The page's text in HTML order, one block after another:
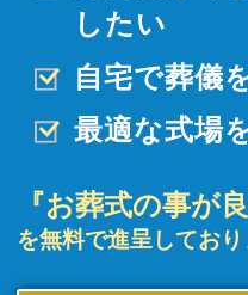
したい
自宅で葬儀
最適な式場
『お葬式の事が
を無料で進呈しており